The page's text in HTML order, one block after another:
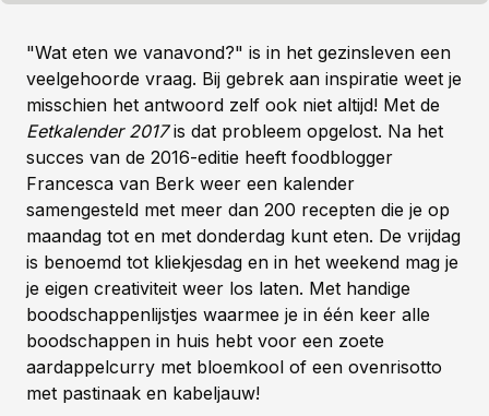
"Wat eten we vanavond?" is in het gezinsleven een
veelgehoorde vraag. Bij gebrek aan inspiratie weet je
misschien het antwoord zelf ook niet altijd! Met de
Eetkalender 2017is dat probleem opgelost. Na het
succes van de 2016-editie heeft foodblogger
Francesca van Berk weer een kalender
samengesteld met meer dan 200 recepten die je op
maandag tot en met donderdag kunt eten. De vrijdag
is benoemd tot kliekjesdag en in het weekend mag je
je eigen creativiteit weer los laten. Met handige
boodschappenlijstjes waarmee je in één keer alle
boodschappen in huis hebt voor een zoete
aardappelcurry met bloemkool of een ovenrisotto
met pastinaak en kabeljauw!